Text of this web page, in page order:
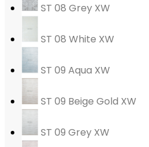
ST 08 Grey XW
ST 08 White XW
ST 09 Aqua XW
ST 09 Beige Gold XW
ST 09 Grey XW